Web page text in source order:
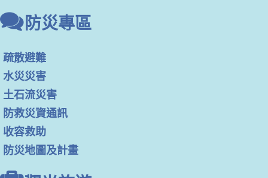
防災專區
疏散避難
水災災害
土石流災害
防救災資通訊
收容救助
防災地圖及計畫